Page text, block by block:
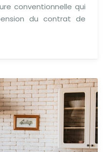
conventionnelle qui
du contrat de